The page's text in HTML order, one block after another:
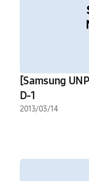
[Samsung
D-1
2013/03/14